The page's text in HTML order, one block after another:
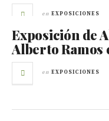
en EXPOSICIONES
Exposición de
Alberto Ramos
en EXPOSICIONES